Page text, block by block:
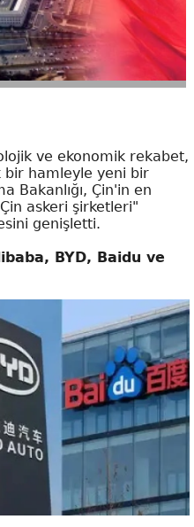
ve ekonomik rekabet,
bir hamleyle yeni bir
Bakanlığı, Çin'in en
askeri şirketleri"
genişletti.
BYD, Baidu ve